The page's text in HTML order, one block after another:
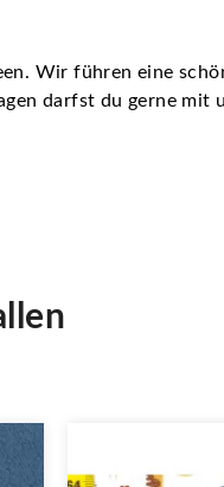
Wir führen eine
darfst du gerne mit